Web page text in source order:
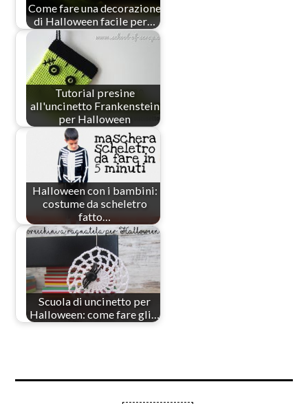
Come fare una decorazione
di Halloween facile per…
Tutorial presine
all'uncinetto Frankenstein
per Halloween
Halloween con i bambini:
costume da scheletro
fatto…
Scuola di uncinetto per
Halloween: come fare gli…